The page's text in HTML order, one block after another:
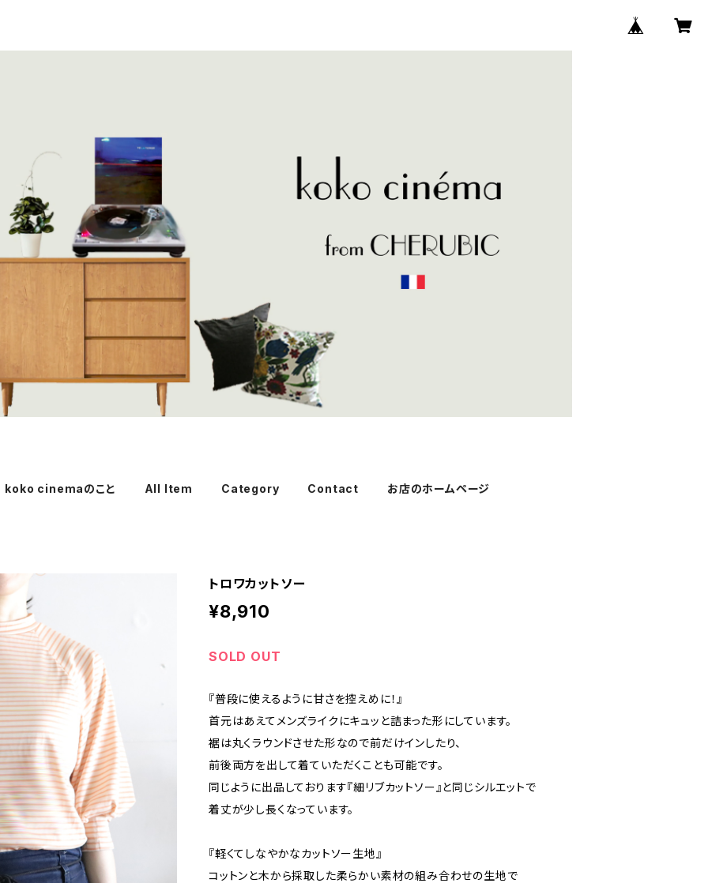
koko cinemaのこと All Item Category Contact お店のホームページ
トロワカットソー
¥8,910
SOLD OUT
『普段に使えるように甘さを控えめに！』
首元はあえてメンズライクにキュッと詰まった形にしています。
裾は丸くラウンドさせた形なので前だけインしたり、
前後両方を出して着ていただくことも可能です。
同じように出品しております『細リブカットソー』と同じシルエットで
着丈が少し長くなっています。
『軽くてしなやかなカットソー生地』
コットンと木から採取した柔らかい素材の組み合わせの生地で